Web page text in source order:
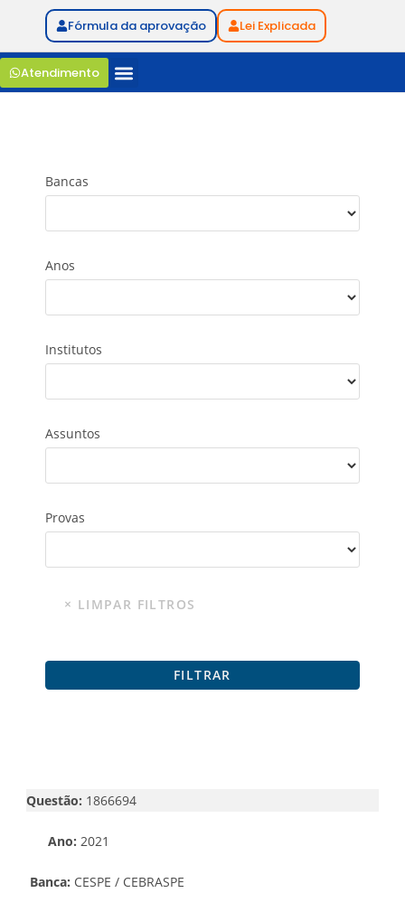
Fórmula da aprovação Lei Explicada
Atendimento
Bancas
Anos
Institutos
Assuntos
Provas
Questão: 1866694
Ano: 2021
Banca: CESPE / CEBRASPE